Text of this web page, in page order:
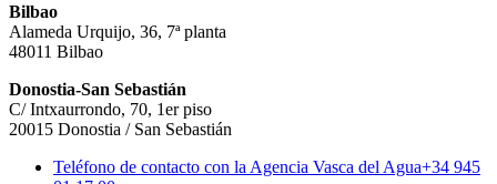
Bilbao
Alameda Urquijo, 36, 7ª planta
48011 Bilbao
Donostia-San Sebastián
C/ Intxaurrondo, 70, 1er piso
20015 Donostia / San Sebastián
Teléfono de contacto con la Agencia Vasca del Agua+34 945